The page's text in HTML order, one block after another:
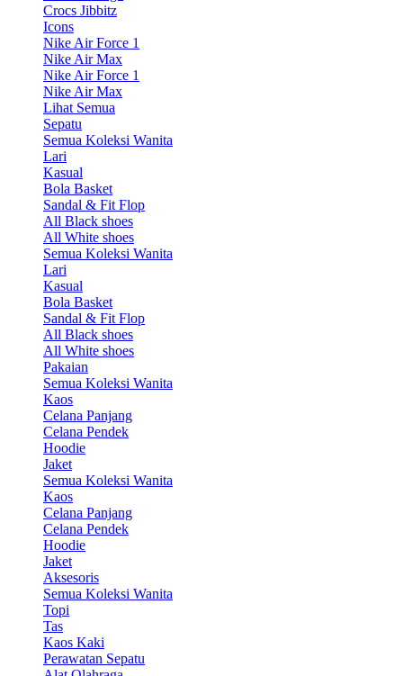
Crocs Jibbitz
Icons
Nike Air Force 1
Nike Air Max
Nike Air Force 1
Nike Air Max
Lihat Semua
Sepatu
Semua Koleksi Wanita
Lari
Kasual
Bola Basket
Sandal & Fit Flop
All Black shoes
All White shoes
Semua Koleksi Wanita
Lari
Kasual
Bola Basket
Sandal & Fit Flop
All Black shoes
All White shoes
Pakaian
Semua Koleksi Wanita
Kaos
Celana Panjang
Celana Pendek
Hoodie
Jaket
Semua Koleksi Wanita
Kaos
Celana Panjang
Celana Pendek
Hoodie
Jaket
Aksesoris
Semua Koleksi Wanita
Topi
Tas
Kaos Kaki
Perawatan Sepatu